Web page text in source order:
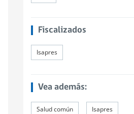
Fiscalizados
Isapres
Vea además:
Salud común Isapres